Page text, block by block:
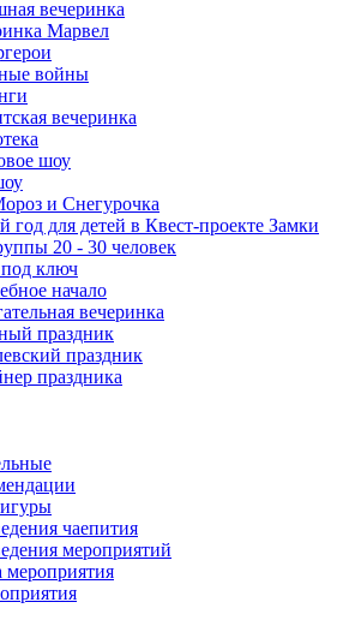
вечеринка
Марвел
войны
вечеринка
шоу
и Снегурочка
год для детей в Квест-проекте Замки
20 - 30 человек
ключ
начало
вечеринка
праздник
праздник
праздника
чаепития
мероприятий
мероприятия